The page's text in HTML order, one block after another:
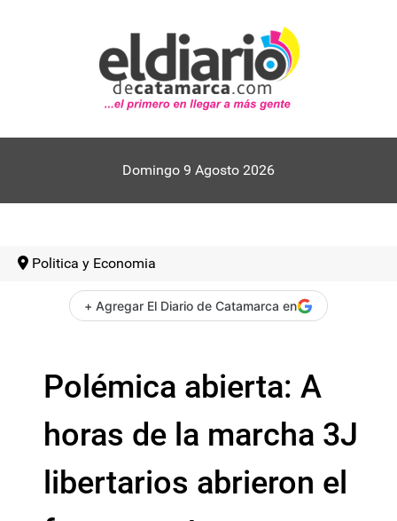
Domingo 9 Agosto 2026
Politica y Economia
+ Agregar El Diario de Catamarca en
Polémica abierta: A
horas de la marcha 3J
libertarios abrieron el